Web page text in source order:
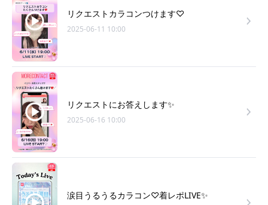
リクエストカラコンつけます♡
2025-06-11 10:00
リクエストにお答えします✨
2025-06-16 10:00
涙目うるうるカラコン♡着レポLIVE✨